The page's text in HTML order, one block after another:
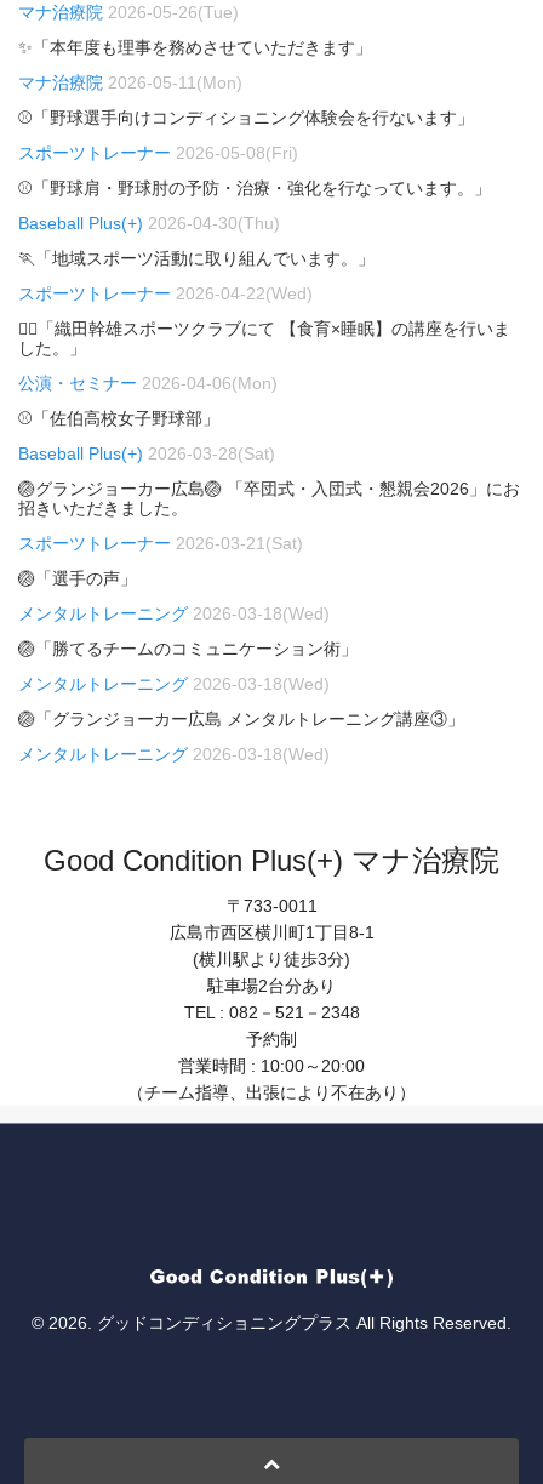
マナ治療院 2026-05-26(Tue)
✨「本年度も理事を務めさせていただきます」
マナ治療院 2026-05-11(Mon)
⚾「野球選手向けコンディショニング体験会を行ないます」
スポーツトレーナー 2026-05-08(Fri)
⚾「野球肩・野球肘の予防・治療・強化を行なっています。」
Baseball Plus(+) 2026-04-30(Thu)
🏃「地域スポーツ活動に取り組んでいます。」
スポーツトレーナー 2026-04-22(Wed)
🏃‍♂️「織田幹雄スポーツクラブにて 【食育×睡眠】の講座を行いま
した。」
公演・セミナー 2026-04-06(Mon)
⚾「佐伯高校女子野球部」
Baseball Plus(+) 2026-03-28(Sat)
🏐グランジョーカー広島🏐 「卒団式・入団式・懇親会2026」にお
招きいただきました。
スポーツトレーナー 2026-03-21(Sat)
🏐「選手の声」
メンタルトレーニング 2026-03-18(Wed)
🏐「勝てるチームのコミュニケーション術」
メンタルトレーニング 2026-03-18(Wed)
🏐「グランジョーカー広島 メンタルトレーニング講座③」
メンタルトレーニング 2026-03-18(Wed)
Good Condition Plus(+) マナ治療院
〒733-0011
広島市西区横川町1丁目8-1
(横川駅より徒歩3分)
駐車場2台分あり
TEL : 082－521－2348
予約制
営業時間 : 10:00～20:00
（チーム指導、出張により不在あり）
© 2026. グッドコンディショニングプラス All Rights Reserved.